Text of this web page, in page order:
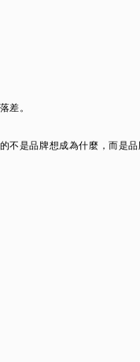
差。
不是品牌想成為什麼，而是